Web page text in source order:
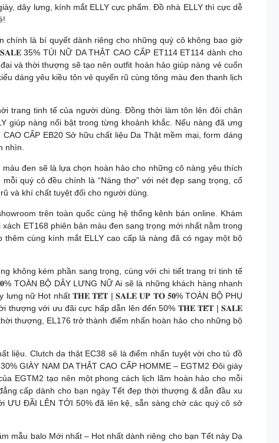
dây lưng, kính mắt ELLY cực phẩm. Đồ nhà ELLY thì cực dễ
là bí quyết dành riêng cho những quý cô không bao giờ
35% TÚI NỮ DA THẬT CAO CẤP ET114 ET114 dành cho
và thời thượng sẽ tạo nên outfit hoàn hảo giúp nàng vẻ cuốn
dáng yêu kiều tôn vẻ quyến rũ cùng tông màu đen thanh lịch
trang tinh tế của người dùng. Đồng thời làm tôn lên đôi chân
nàng nổi bật trong từng khoảnh khắc. Nếu nàng đã ưng
CẤP EB20 Sở hữu chất liệu Da Thật mềm mại, form dáng
nhìn.
đen sẽ là lựa chọn hoàn hảo cho những cô nàng yêu thích
mỗi quý cô đều chính là “Nàng thơ” với nét đẹp sang trọng, cổ
và khí chất tuyệt đối cho người dùng.
showroom trên toàn quốc cùng hệ thống kênh bán online. Khám
ET168 phiên bản màu đen sang trọng mới nhất nằm trong
thêm cùng kính mắt ELLY cao cấp là nàng đã có ngay một bộ
không kém phần sang trọng, cùng với chi tiết trang trí tinh tế
TOÀN BỘ DÂY LƯNG NỮ Ai sẽ là những khách hàng nhanh
lưng nữ Hot nhất 𝐓𝐇𝐄 𝐓𝐄̂́𝐓 | 𝐒𝐀𝐋𝐄 𝐔𝐏 𝐓𝐎 𝟓𝟎% TOÀN BỘ PHỤ
thượng với ưu đãi cực hấp dẫn lên đến 50% 𝐓𝐇𝐄 𝐓𝐄̂́𝐓 | 𝐒𝐀𝐋𝐄
thượng, EL176 trở thành điểm nhấn hoàn hảo cho những bộ
liệu. Clutch da thật EC38 sẽ là điểm nhấn tuyệt vời cho tủ đồ
GIÀY NAM DA THẬT CAO CẤP HOMME – EGTM2 Đôi giày
EGTM2 tạo nên một phong cách lịch lãm hoàn hảo cho mỗi
cấp dành cho bạn ngày Tết đẹp thời thượng & dẫn đầu xu
ĐÃI LÊN TỚI 50% đã lên kệ, sẵn sàng chờ các quý cô sở
mẫu balo Mới nhất – Hot nhất dành riêng cho bạn Tết này Dạ